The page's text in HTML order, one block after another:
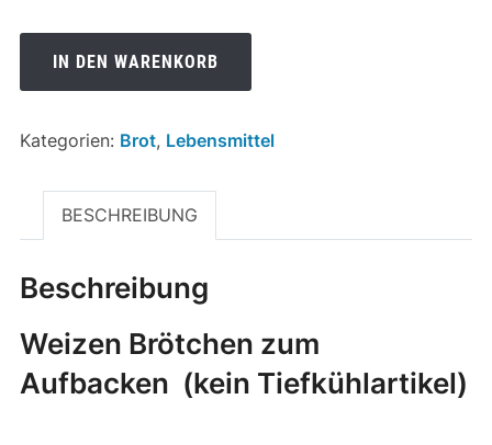
Stück
Menge
IN DEN WARENKORB
Kategorien: Brot, Lebensmittel
BESCHREIBUNG
Beschreibung
Weizen Brötchen zum
Aufbacken (kein Tiefkühlartikel)